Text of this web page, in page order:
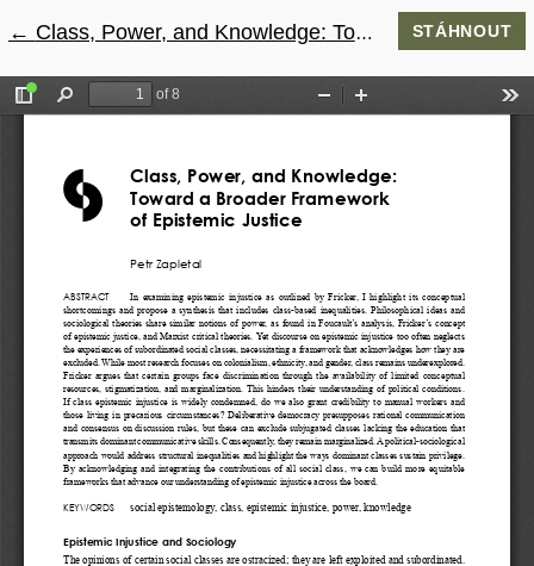
← Návrat na podrobnosti článku
Class, Power, and Knowledge: Toward a Broader Framework of Epistemic Justice STÁHNOUT